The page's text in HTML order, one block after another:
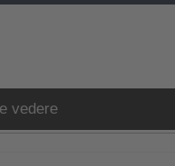
vedere